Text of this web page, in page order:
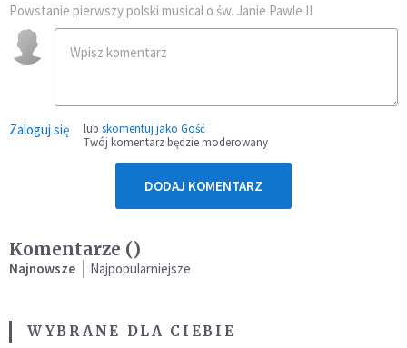
Powstanie pierwszy polski musical o św. Janie Pawle II
Zaloguj się lub skomentuj jako Gość
Twój komentarz będzie moderowany
DODAJ KOMENTARZ
Komentarze ()
Najnowsze Najpopularniejsze
WYBRANE DLA CIEBIE